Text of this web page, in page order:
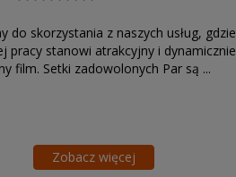
do skorzystania z naszych usług, gdzie
pracy stanowi atrakcyjny i dynamicznie
film. Setki zadowolonych Par są ...
Zobacz więcej